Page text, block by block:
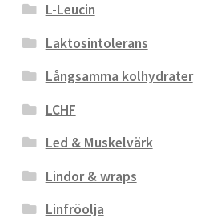
L-Leucin
Laktosintolerans
Långsamma kolhydrater
LCHF
Led & Muskelvärk
Lindor & wraps
Linfröolja